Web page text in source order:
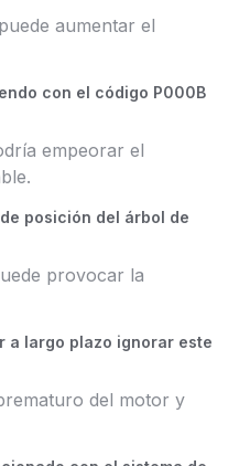
aumentar el
con el código P000B
empeorar el
posición del árbol de
provocar la
a largo plazo ignorar este
del motor y